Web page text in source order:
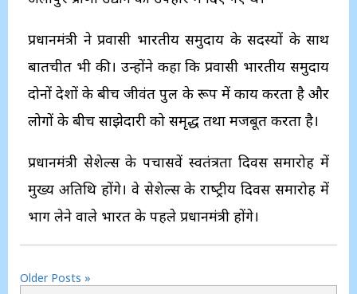
प्रधानमंत्री ने प्रवासी भारतीय समुदाय के सदस्‍यों के साथ
बातचीत भी की। उन्‍होंने कहा कि प्रवासी भारतीय समुदाय
दोनों देशों के बीच जीवंत पुल के रूप में कार्य करता है और
लोगों के बीच साझेदारी को समृद्ध तथा मजबूत करता है।
प्रधानमंत्री सेशेल्‍स के पचासवें स्‍वतंत्रता दिवस समारोह में
मुख्‍य अतिथि होंगे। वे सेशेल्‍स के राष्‍ट्रीय दिवस समारोह में
भाग लेने वाले भारत के पहले प्रधानमंत्री होंगे।
Older Posts »